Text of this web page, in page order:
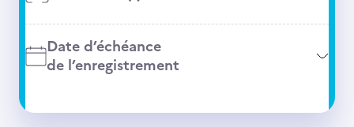
Date d’échéance
de l’enregistrement